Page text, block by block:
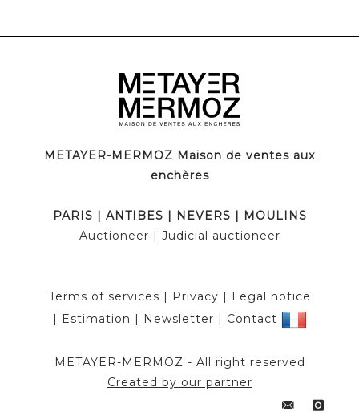
METAYER-MERMOZ Maison de ventes aux
enchères
PARIS | ANTIBES | NEVERS | MOULINS
Auctioneer | Judicial auctioneer
Terms of services | Privacy | Legal notice
| Estimation | Newsletter | Contact
METAYER-MERMOZ - All right reserved
Created by our partner